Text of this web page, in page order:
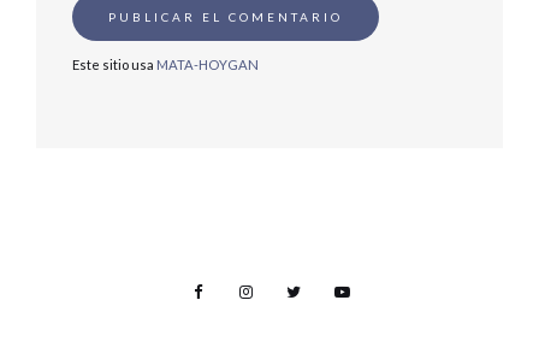
Este sitio usa MATA-HOYGAN